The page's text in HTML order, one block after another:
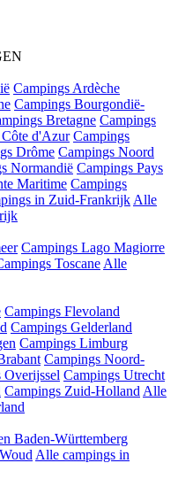
Campings Ardèche
Campings Bourgondië-
Bretagne Campings
d'Azur Campings
Drôme Campings Noord
Normandië Campings Pays
Maritime Campings
in Zuid-Frankrijk Alle
Campings Lago Magiorre
Toscane Alle
Campings Flevoland
Campings Gelderland
Campings Limburg
Campings Noord-
Overijssel Campings Utrecht
Campings Zuid-Holland Alle
Baden-Württemberg
Alle campings in